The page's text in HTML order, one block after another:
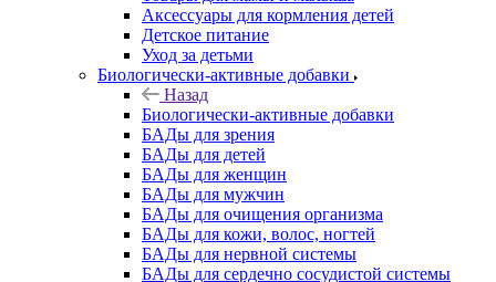
Аксессуары для кормления детей
Детское питание
Уход за детьми
Биологически-активные добавки
Назад
Биологически-активные добавки
БАДы для зрения
БАДы для детей
БАДы для женщин
БАДы для мужчин
БАДы для очищения организма
БАДы для кожи, волос, ногтей
БАДы для нервной системы
БАДы для сердечно сосудистой системы